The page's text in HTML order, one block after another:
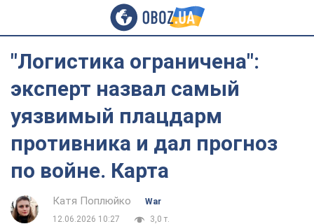
"Логистика ограничена":
эксперт назвал самый
уязвимый плацдарм
противника и дал прогноз
по войне. Карта
Катя Поплюйко
War
12.06.2026 10:27
3,0 т.